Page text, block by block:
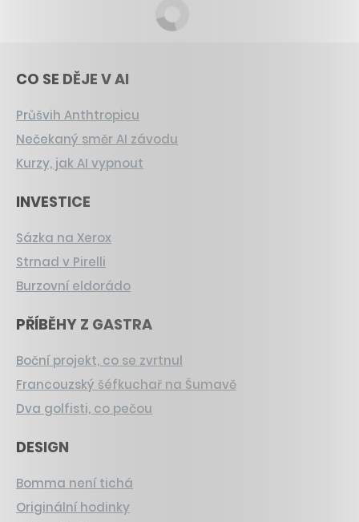
CO SE DĚJE V AI
Průšvih Anthtropicu
Nečekaný směr AI závodu
Kurzy, jak AI vypnout
INVESTICE
Sázka na Xerox
Strnad v Pirelli
Burzovní eldorádo
PŘÍBĚHY Z GASTRA
Boční projekt, co se zvrtnul
Francouzský šéfkuchař na Šumavě
Dva golfisti, co pečou
DESIGN
Bomma není tichá
Originální hodinky